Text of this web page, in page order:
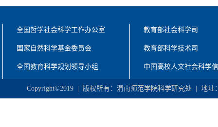
全国哲学社会科学工作办公室
国家自然科学基金委员会
全国教育科学规划领导小组
教育部社会科学司
教育部科学技术司
中国高校人文社会科学
Copyright©2019 | 版权所有：渭南师范学院科学研究处 | 地址